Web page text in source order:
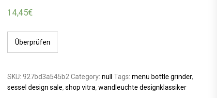
14,45€
Überprüfen
SKU: 927bd3a545b2 Category: null Tags: menu bottle grinder,
sessel design sale, shop vitra, wandleuchte designklassiker